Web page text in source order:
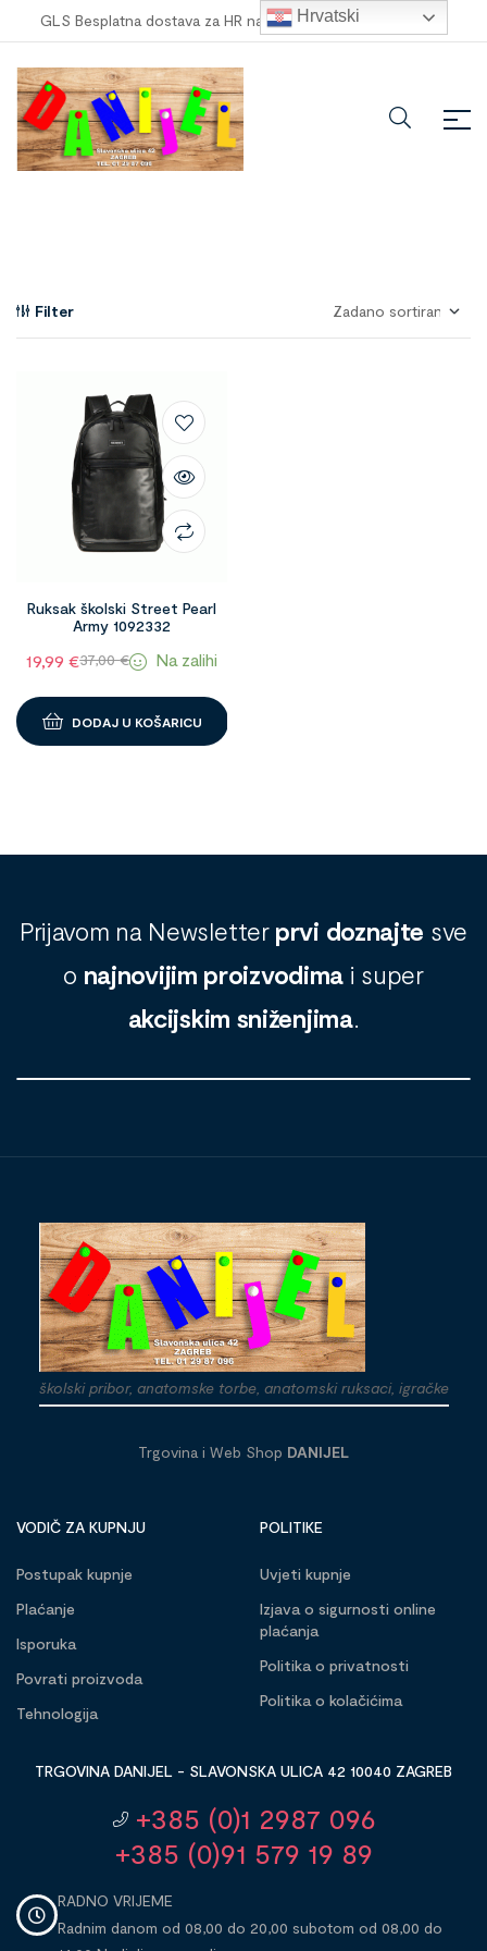
GLS Besplatna dostava za HR narudžbe veće od 100,00 €
Filter
Ruksak školski Street Pearl
Army 1092332
37,00€
19,99€ Na zalihi
DODAJ U KOŠARICU
Prijavom na Newsletter prvi doznajte sve
o najnovijim proizvodima i super
akcijskim sniženjima.
školski pribor, anatomske torbe, anatomski ruksaci, igračke
Trgovina i Web Shop DANIJEL
VODIČ ZA KUPNJU
Postupak kupnje
Plaćanje
Isporuka
Povrati proizvoda
Tehnologija
POLITIKE
Uvjeti kupnje
Izjava o sigurnosti online
plaćanja
Politika o privatnosti
Politika o kolačićima
TRGOVINA DANIJEL - SLAVONSKA ULICA 42 10040 ZAGREB
+385 (0)1 2987 096
+385 (0)91 579 19 89
RADNO VRIJEME
Radnim danom od 08,00 do 20,00 subotom od 08,00 do
Hrvatski